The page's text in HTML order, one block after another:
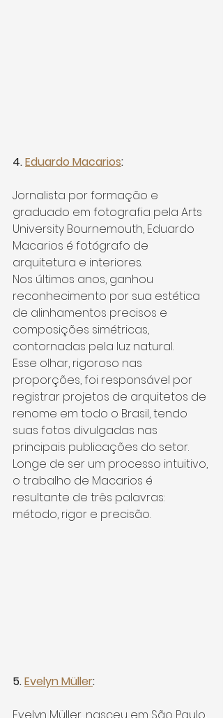
4. Eduardo Macarios:
Jornalista por formação e
graduado em fotografia pela Arts
University Bournemouth, Eduardo
Macarios é fotógrafo de
arquitetura e interiores.
Nos últimos anos, ganhou
reconhecimento por sua estética
de alinhamentos precisos e
composições simétricas,
contornadas pela luz natural.
Esse olhar, rigoroso nas
proporções, foi responsável por
registrar projetos de arquitetos de
renome em todo o Brasil, tendo
suas fotos divulgadas nas
principais publicações do setor.
Longe de ser um processo intuitivo,
o trabalho de Macarios é
resultante de três palavras:
método, rigor e precisão.
5. Evelyn Müller:
Evelyn Müller, nasceu em São Paulo,